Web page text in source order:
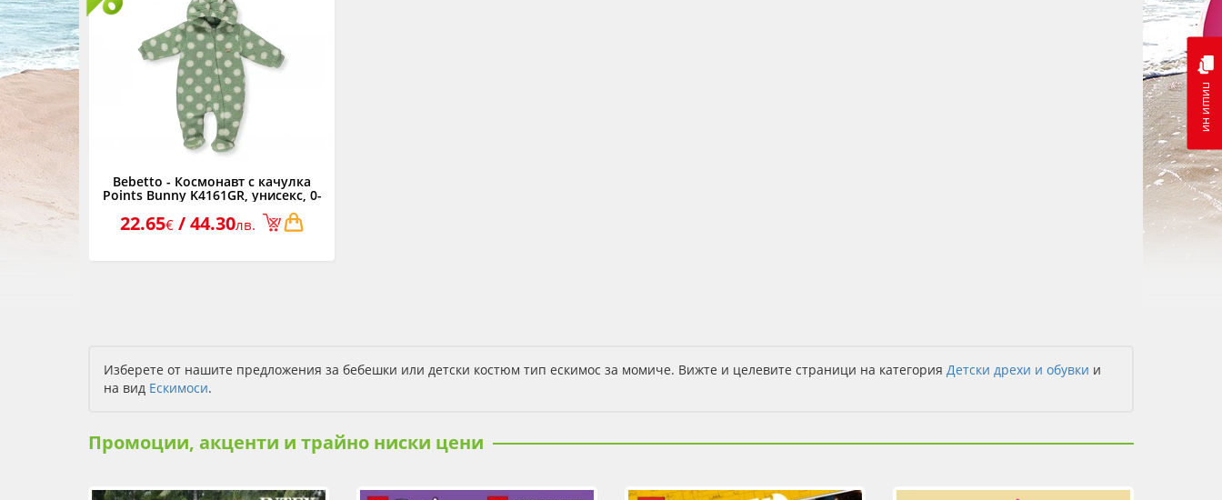
пиши ни
Bebetto - Космонавт с качулка
Points Bunny K4161GR, унисекс, 0-
22.65€ / 44.30лв.
Изберете от нашите предложения за бебешки или детски костюм тип ескимос за момиче. Вижте и целевите страници на категория Детски дрехи и обувки и
на вид Ескимоси.
Промоции, акценти и трайно ниски цени